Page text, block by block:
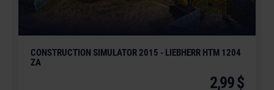
CONSTRUCTION SIMULATOR 2015 - LIEBHERR HTM 1204
ZA
2,99 $